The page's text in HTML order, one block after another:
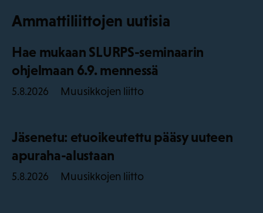
Ammattiliittojen uutisia
Hae mukaan SLURPS-seminaarin
ohjelmaan 6.9. mennessä
5.8.2026 Muusikkojen liitto
Jäsenetu: etuoikeutettu pääsy uuteen
apuraha-alustaan
5.8.2026 Muusikkojen liitto